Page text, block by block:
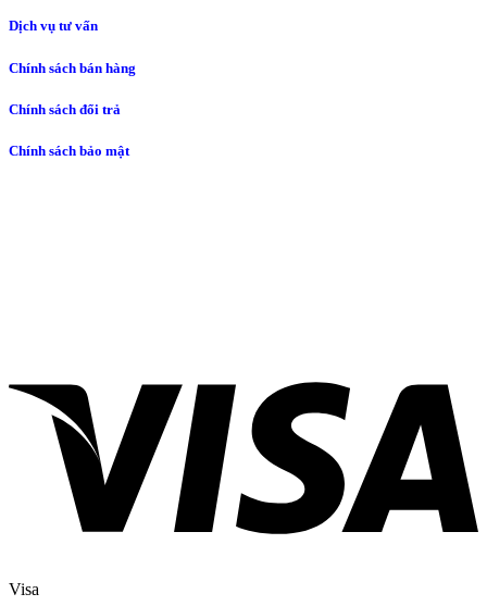
Dịch vụ tư vấn
Chính sách bán hàng
Chính sách đổi trả
Chính sách bảo mật
Visa